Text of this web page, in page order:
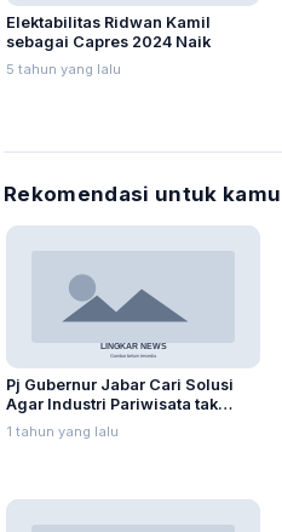
Elektabilitas Ridwan Kamil
sebagai Capres 2024 Naik
5 tahun yang lalu
Rekomendasi untuk kamu
Pj Gubernur Jabar Cari Solusi
Agar Industri Pariwisata tak
Terdampak Akibat Efisiensi
Anggaran
1 tahun yang lalu